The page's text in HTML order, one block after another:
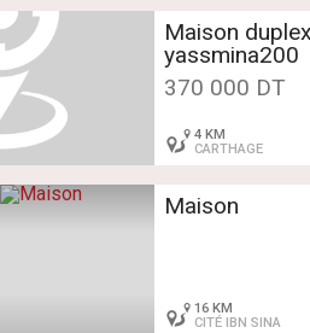
Maison
yassmina200
370 000 DT
4 KM
CARTHAGE
Maison
16 KM
CITÉ IBN SINA